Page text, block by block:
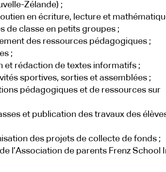
Zélande) ;
en écriture, lecture et
de classe en petits groupes ;
des ressources pédagogiques ;
;
et rédaction de textes informatifs ;
sportives, sorties et assemblées ;
pédagogiques et de ressources sur
et publication des travaux des
des projets de collecte de fonds ;
l’Association de parents Frenz School